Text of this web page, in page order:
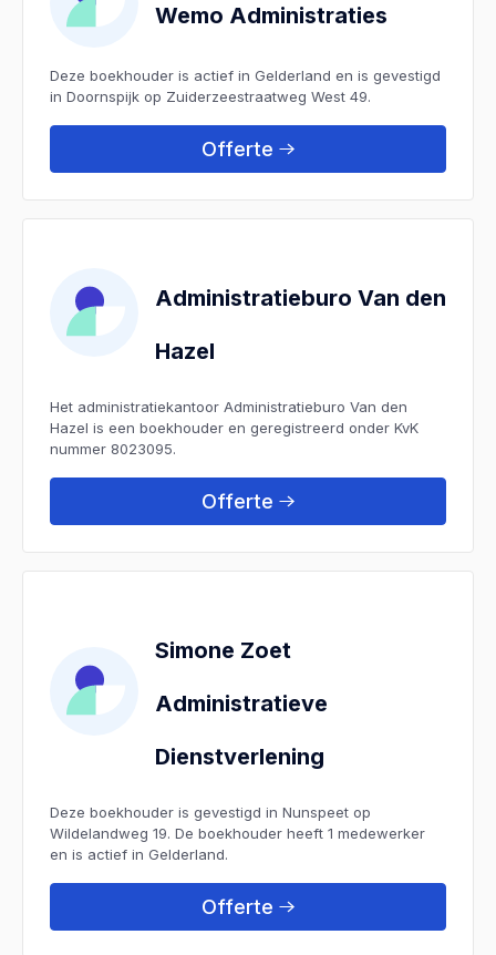
Wemo Administraties
Deze boekhouder is actief in Gelderland en is gevestigd
in Doornspijk op Zuiderzeestraatweg West 49.
Offerte
Administratieburo Van den
Hazel
Het administratiekantoor Administratieburo Van den
Hazel is een boekhouder en geregistreerd onder KvK
nummer 8023095.
Offerte
Simone Zoet
Administratieve
Dienstverlening
Deze boekhouder is gevestigd in Nunspeet op
Wildelandweg 19. De boekhouder heeft 1 medewerker
en is actief in Gelderland.
Offerte